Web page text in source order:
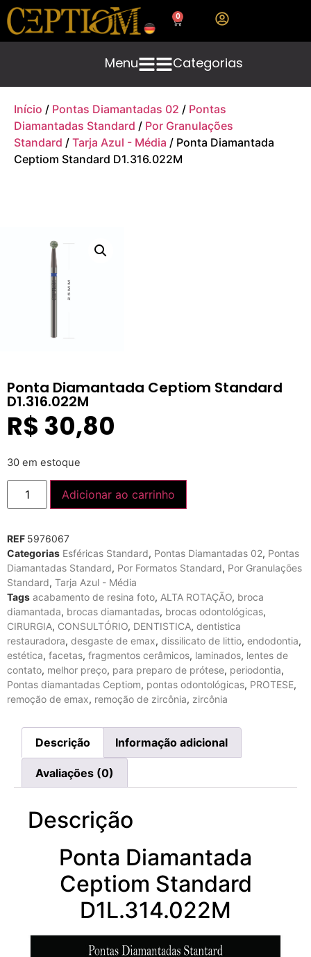
0
Menu Categorias
Início / Pontas Diamantadas 02 / Pontas
Diamantadas Standard / Por Granulações
Standard / Tarja Azul - Média / Ponta Diamantada
Ceptiom Standard D1.316.022M
Ponta Diamantada Ceptiom Standard
D1.316.022M
R$ 30,80
30 em estoque
Adicionar ao carrinho
REF 5976067
Categorias Esféricas Standard, Pontas Diamantadas 02, Pontas
Diamantadas Standard, Por Formatos Standard, Por Granulações
Standard, Tarja Azul - Média
Tags acabamento de resina foto, ALTA ROTAÇÃO, broca
diamantada, brocas diamantadas, brocas odontológicas,
CIRURGIA, CONSULTÓRIO, DENTISTICA, dentistica
restauradora, desgaste de emax, dissilicato de littio, endodontia,
estética, facetas, fragmentos cerâmicos, laminados, lentes de
contato, melhor preço, para preparo de prótese, periodontia,
Pontas diamantadas Ceptiom, pontas odontológicas, PROTESE,
remoção de emax, remoção de zircônia, zircônia
Descrição Informação adicional
Avaliações (0)
Descrição
Ponta Diamantada
Ceptiom Standard
D1L.314.022M